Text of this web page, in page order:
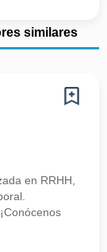
similares
en RRHH,